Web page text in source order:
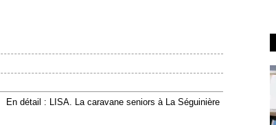
En détail : LISA. La caravane seniors à La Séguinière